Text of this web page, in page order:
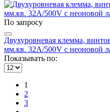
По запросу
Двухуровневая клемма,
мм.кв. 32A/500V с неоновой
Показывать по:
1
2
3